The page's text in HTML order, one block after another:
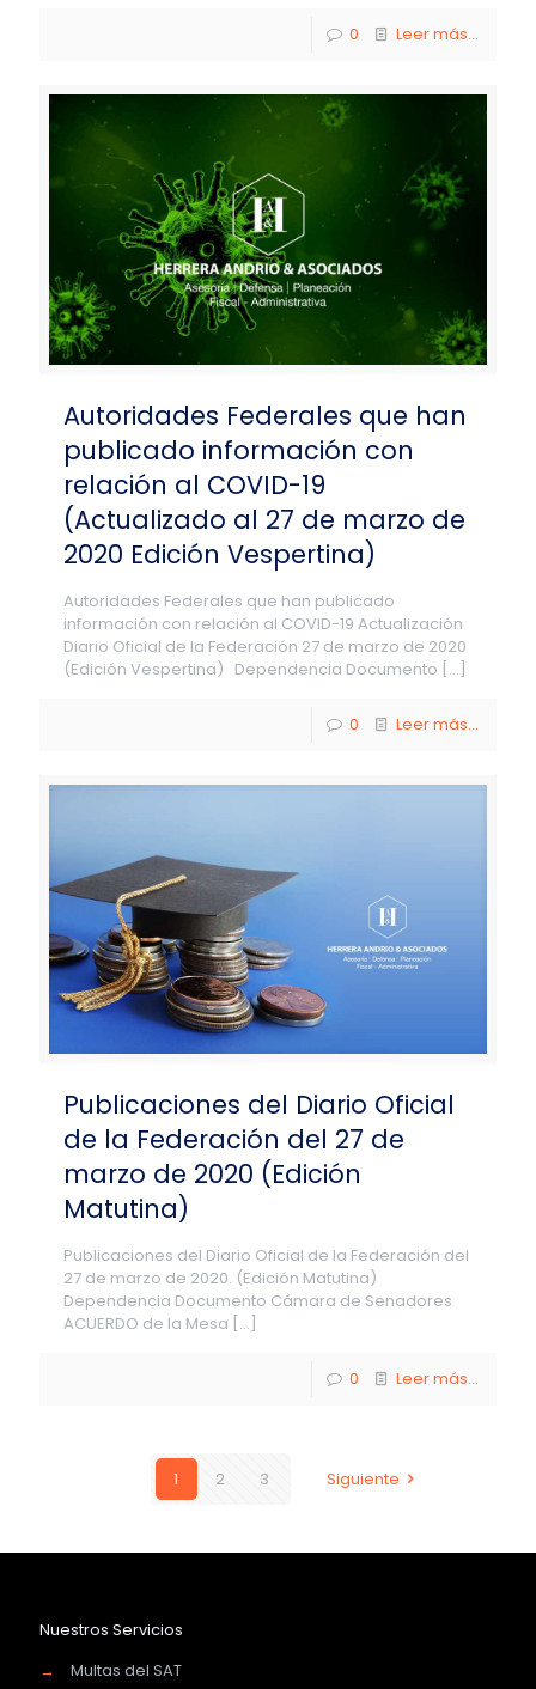
0 Leer más...
Autoridades Federales que han
publicado información con
relación al COVID-19
(Actualizado al 27 de marzo de
2020 Edición Vespertina)
Autoridades Federales que han publicado
información con relación al COVID-19 Actualización
Diario Oficial de la Federación 27 de marzo de 2020
(Edición Vespertina) Dependencia Documento […]
0 Leer más...
Publicaciones del Diario Oficial
de la Federación del 27 de
marzo de 2020 (Edición
Matutina)
Publicaciones del Diario Oficial de la Federación del
27 de marzo de 2020. (Edición Matutina)
Dependencia Documento Cámara de Senadores
ACUERDO de la Mesa […]
0 Leer más...
1 2 3 Siguiente
Nuestros Servicios
→
Multas del SAT